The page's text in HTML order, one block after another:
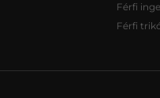
Férfi
Férfi